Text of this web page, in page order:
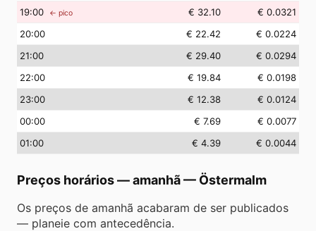
19:00 ← pico € 32.10
€ 0.0321
20:00 € 22.42
€ 0.0224
21:00 € 29.40
€ 0.0294
22:00 € 19.84
€ 0.0198
23:00 € 12.38
€ 0.0124
00:00 € 7.69
€ 0.0077
01:00 € 4.39 € 0.0044
Preços horários — amanhã— Östermalm
Os preços de amanhã acabaram de ser publicados
— planeie com antecedência.